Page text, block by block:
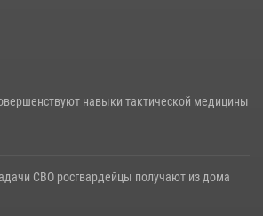
навыки тактической медицины
СВО росгвардейцы получают из дома